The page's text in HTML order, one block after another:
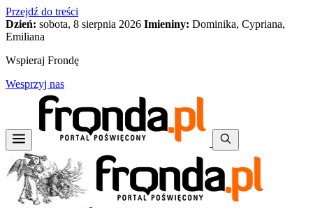
Przejdź do treści
Dzień: sobota, 8 sierpnia 2026 Imieniny: Dominika, Cypriana,
Emiliana
Wspieraj Frondę
Wesprzyj nas